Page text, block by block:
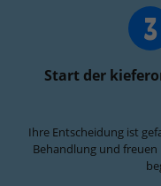
3
Start der
Ihre Entscheidung ist
Behandlung und freuen